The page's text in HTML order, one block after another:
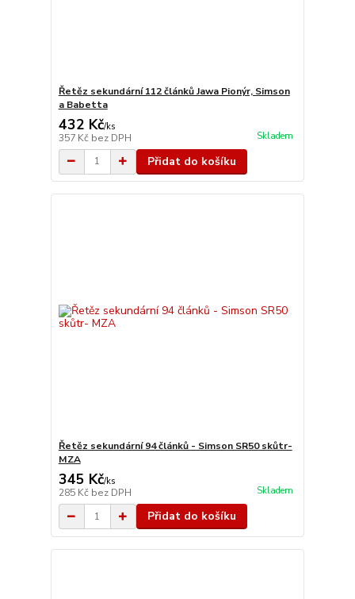
Řetěz sekundární 112 článků Jawa Pionýr, Simson
a Babetta
432 Kč/ks
357 Kč bez DPH Skladem
Přidat do košíku
Řetěz sekundární 94 článků - Simson SR50 skůtr-
MZA
345 Kč/ks
285 Kč bez DPH Skladem
Přidat do košíku